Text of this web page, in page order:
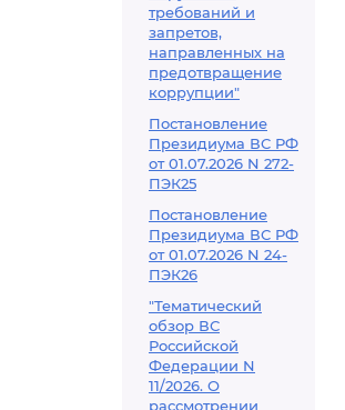
требований и
запретов,
направленных на
предотвращение
коррупции"
Постановление
Президиума ВС РФ
от 01.07.2026 N 272-
ПЭК25
Постановление
Президиума ВС РФ
от 01.07.2026 N 24-
ПЭК26
"Тематический
обзор ВС
Российской
Федерации N
11/2026. О
рассмотрении